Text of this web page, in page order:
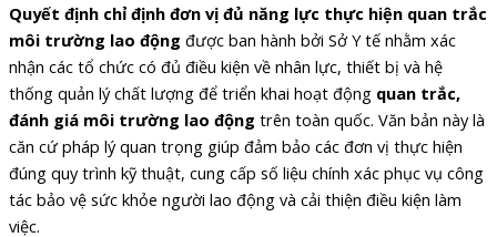
Quyết định chỉ định đơn vị đủ năng lực thực hiện quan trắc
môi trường lao động được ban hành bởi Sở Y tế nhằm xác
nhận các tổ chức có đủ điều kiện về nhân lực, thiết bị và hệ
thống quản lý chất lượng để triển khai hoạt động quan trắc,
đánh giá môi trường lao động trên toàn quốc. Văn bản này là
căn cứ pháp lý quan trọng giúp đảm bảo các đơn vị thực hiện
đúng quy trình kỹ thuật, cung cấp số liệu chính xác phục vụ công
tác bảo vệ sức khỏe người lao động và cải thiện điều kiện làm
việc.